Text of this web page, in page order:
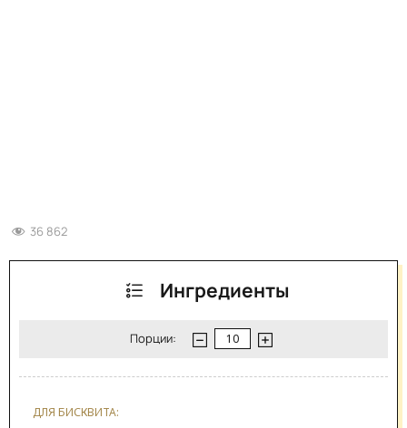
36 862
Ингредиенты
Порции:
ДЛЯ БИСКВИТА: